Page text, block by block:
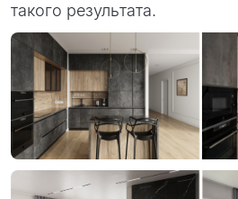
такого результата.